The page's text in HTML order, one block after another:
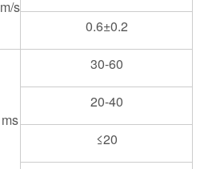
m/s
0.6±0.2
ms
30-60
20-40
≤20